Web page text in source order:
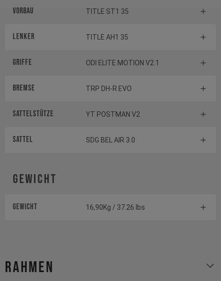
Vorbau TITLE ST1 35
Lenker TITLE AH1 35
Griffe ODI ELITE MOTION V2.1
Bremse TRP DH-R EVO
Sattelstütze YT POSTMAN V2
Sattel SDG BEL AIR 3.0
Gewicht
Gewicht 16,90Kg / 37.26 lbs
Rahmen